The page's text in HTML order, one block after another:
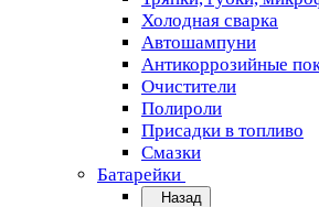
Холодная сварка
Автошампуни
Антикоррозийные
Очистители
Полироли
Присадки в топливо
Смазки
Батарейки
Назад